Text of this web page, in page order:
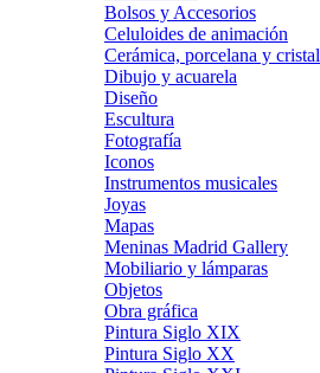
Bolsos y Accesorios
Celuloides de animación
Cerámica, porcelana y cristal
Dibujo y acuarela
Diseño
Escultura
Fotografía
Iconos
Instrumentos musicales
Joyas
Mapas
Meninas Madrid Gallery
Mobiliario y lámparas
Objetos
Obra gráfica
Pintura Siglo XIX
Pintura Siglo XX